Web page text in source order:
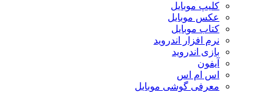
کلیپ موبایل
عکس موبایل
کتاب موبایل
نرم افزار اندروید
بازی اندروید
آیفون
اس ام اس
معرفی گوشی موبایل